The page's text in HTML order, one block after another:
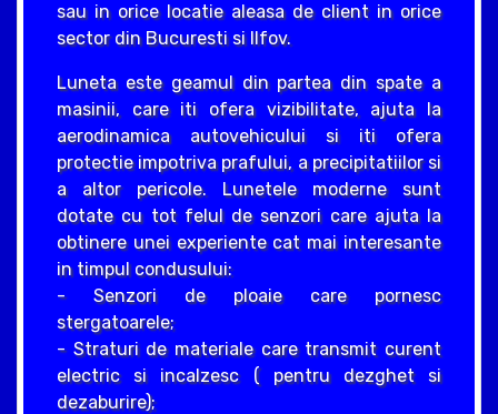
sau in orice locatie aleasa de client in orice
sector din Bucuresti si Ilfov.
Luneta este geamul din partea din spate a
masinii, care iti ofera vizibilitate, ajuta la
aerodinamica autovehicului si iti ofera
protectie impotriva prafului, a precipitatiilor si
a altor pericole. Lunetele moderne sunt
dotate cu tot felul de senzori care ajuta la
obtinere unei experiente cat mai interesante
in timpul condusului:
- Senzori de ploaie care pornesc
stergatoarele;
- Straturi de materiale care transmit curent
electric si incalzesc ( pentru dezghet si
dezaburire);